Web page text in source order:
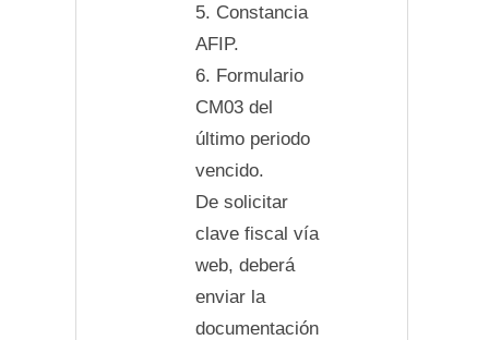
5. Constancia
AFIP.
6. Formulario
CM03 del
último periodo
vencido.
De solicitar
clave fiscal vía
web, deberá
enviar la
documentación